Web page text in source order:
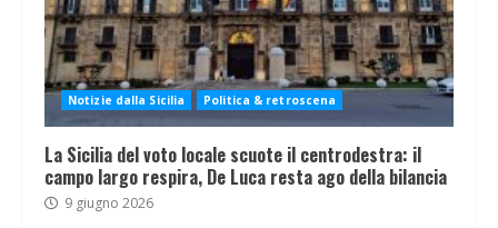
Notizie dalla Sicilia Politica & retroscena
La Sicilia del voto locale scuote il centrodestra: il
campo largo respira, De Luca resta ago della bilancia
9 giugno 2026